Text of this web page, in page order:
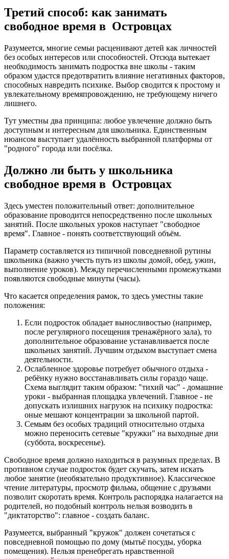
Третий способ: как занимать
свободное время в Островцах
Разумеется, многие семьи расценивают детей как личностей
без особых интересов или способностей. Отсюда вытекает
необходимость занимать подростка вне школы - таким
образом удастся предотвратить влияние негативных факторов,
способных навредить психике. Выбор сводится к простому и
увлекательному времяпровождению, не требующему ничего
лишнего.
Тут уместны два принципа: любое увлечение должно быть
доступным и интересным для школьника. Единственным
нюансом выступает удалённость выбранной платформы от
"родного" города или посёлка.
Должно ли быть у школьника
свободное время в Островцах
Здесь уместен положительный ответ: дополнительное
образование проводится непосредственно после школьных
занятий. После школьных уроков наступает "свободное
время". Главное - понять соответствующий объём.
Параметр составляется из типичной повседневной рутины
школьника (важно учесть путь из школы домой, обед, ужин,
выполнение уроков). Между перечисленными промежутками
появляются свободные минуты (часы).
Что касается определения рамок, то здесь уместны такие
положения:
Если подросток обладает выносливостью (например,
после регулярного посещения тренажёрного зала), то
дополнительное образование устанавливается после
школьных занятий. Лучшим отдыхом выступает смена
деятельности.
Ослабленное здоровье потребует обычного отдыха -
ребёнку нужно восстанавливать силы гораздо чаще.
Схема выглядит таким образом: "тихий час" - домашние
уроки - выбранная площадка увлечений. Главное - не
допускать излишних нагрузок на психику подростка:
оные мешают концентрации за школьной партой.
Семьям без особых традиций относительно отдыха
можно переносить сетевые "кружки" на выходные дни
(суббота, воскресенье).
Свободное время должно находиться в разумных пределах. В
противном случае подросток будет скучать, затем искать
любое занятие (необязательно продуктивное). Классическое
чтение литературы, просмотр фильма, общение с друзьями
позволит скоротать время. Контроль распорядка налагается на
родителей, но подобный контроль нельзя возводить в
"диктаторство": главное - создать баланс.
Разумеется, выбранный "кружок" должен сочетаться с
повседневной помощью по дому (мытьё посуды, уборка
помещения). Нельзя пренебрегать нравственной